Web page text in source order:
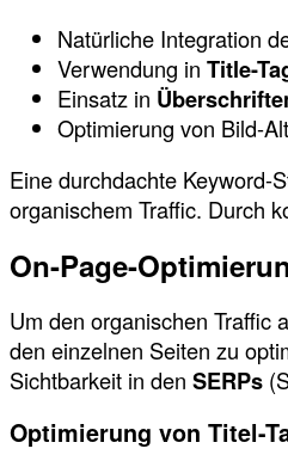
Natürliche Integration
Verwendung in Title-
Einsatz in
Optimierung von Bild-
Eine durchdachte Keyword-
organischem Traffic. Durch
On-Page-
Um den organischen Traffic
den einzelnen Seiten zu
Sichtbarkeit in den SERPs
Optimierung von Titel-